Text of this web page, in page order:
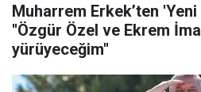
Muharrem Erkek’ten 'Yeni
''Özgür Özel ve Ekrem
yürüyeceğim''